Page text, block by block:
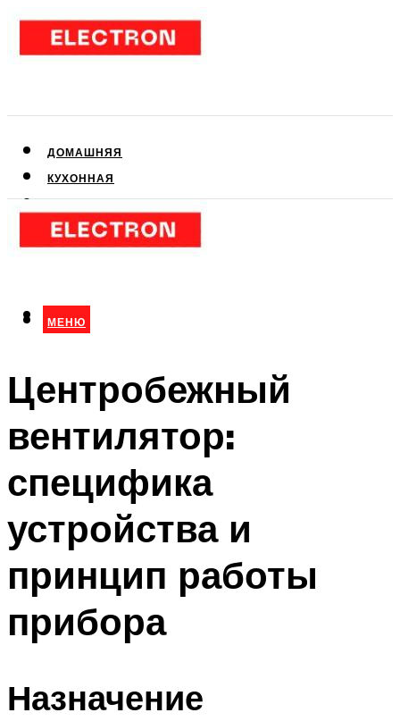
ДОМАШНЯЯ
КУХОННАЯ
КЛИМАТИЧЕСКАЯ
МЕНЮ
МЕНЮ
Центробежный
вентилятор:
специфика
устройства и
принцип работы
прибора
Назначение